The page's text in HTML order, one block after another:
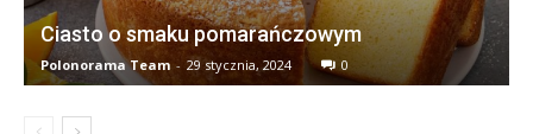
Ciasto o smaku pomarańczowym
Polonorama Team - 29 stycznia, 2024 0